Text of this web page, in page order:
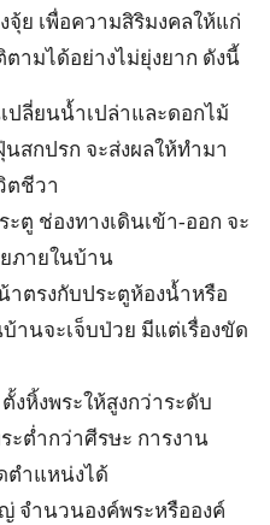
จุ้ย เพื่อความสิริมงคลให้แก่
ามได้อย่างไม่ยุ่งยาก ดังนี้
ปลี่ยนน้ำเปล่าและดอกไม้
สกปรก จะส่งผลให้ทำมา
ตชีวา
ตู ช่องทางเดินเข้า-ออก จะ
ภายในบ้าน
ตรงกับประตูห้องน้ำหรือ
านจะเจ็บป่วย มีแต่เรื่องขัด
หิ้งพระให้สูงกว่าระดับ
ะต่ำกว่าศีรษะ การงาน
ตำแหน่งได้
จำนวนองค์พระหรือองค์